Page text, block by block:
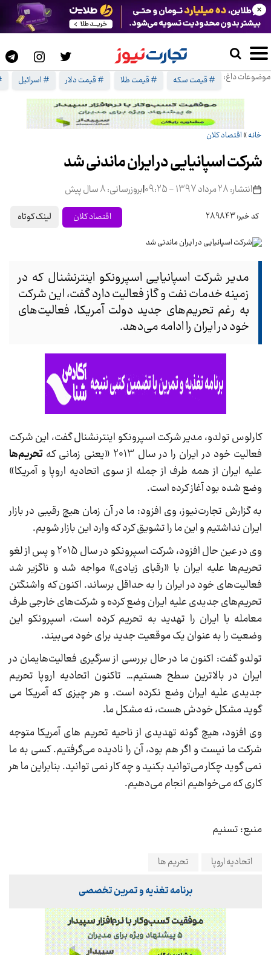
موضوعات داغ: # قیمت سکه # قیمت طلا # قیمت دلار # اسرائیل
×
خانه» اقتصاد کلان
شرکت اسپانیایی در ایران ماندنی شد
انتشار: 28 مرداد 1397 - 09:25 |بروزرسانی: 8 سال پیش
کد خبر: 289843 اقتصاد کلان لینک کوتاه
مدیر شرکت اسپانیایی اسپرونکو اینترنشنال که در
زمینه خدمات نفت و گاز فعالیت دارد گفت، این شرکت
به رغم تحریم‌های جدید دولت آمریکا، فعالیت‌های
خود در ایران را ادامه می‌دهد.
کارلوس تولدو، مدیر شرکت اسپرونکو اینترنشنال گفت، این شرکت
فعالیت خود در ایران را در سال 2013 «یعنی زمانی که
تحریم‌ها
علیه ایران از همه طرف از جمله از سوی اتحادیه اروپا و آمریکا»
وضع شده بود آغاز کرده است.
به گزارش تجارت‌نیوز، وی افزود: ما در آن زمان هیچ رقیبی در بازار
ایران نداشتیم و این ما را تشویق کرد که وارد این بازار شویم.
وی در عین حال افزود، شرکت اسپرونکو در سال 2015 و پس از لغو
تحریم‌ها علیه ایران با «رقبای زیادی» مواجه شد و ناگزیر شد
فعالیت‌های خود در ایران را به حداقل برساند. اکنون که واشنگتن
تحریم‌های جدیدی علیه ایران وضع کرده و شرکت‌های خارجی طرف
معامله با ایران را تهدید به تحریم کرده است، اسپرونکو این
وضعیت را به عنوان یک موقعیت جدید برای خود می‌بیند.
تولدو گفت: اکنون ما در حال بررسی از سرگیری فعالیت‌هایمان در
ایران در بالاترین سطح هستیم… تاکنون اتحادیه اروپا تحریم
جدیدی علیه ایران وضع نکرده است. و هر چیزی که آمریکا می
گوید مشکل خودش هست، نه مشکل ما.
وی افزود، هیچ گونه تهدیدی از ناحیه تحریم های آمریکا متوجه
شرکت ما نیست و اگر هم بود، آن را نادیده می‌گرفتیم. کسی به ما
نمی گوید چکار می‌توانید بکنید و چه کار نمی توانید. بنابراین ما هر
کاری که می‌خواهیم انجام می‌دهیم.
منبع: تسنیم
اتحادیه اروپا تحریم ها
برنامه تغذیه و تمرین تخصصی